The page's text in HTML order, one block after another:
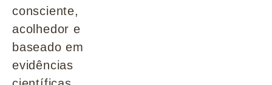
consciente,
acolhedor e
baseado em
evidências